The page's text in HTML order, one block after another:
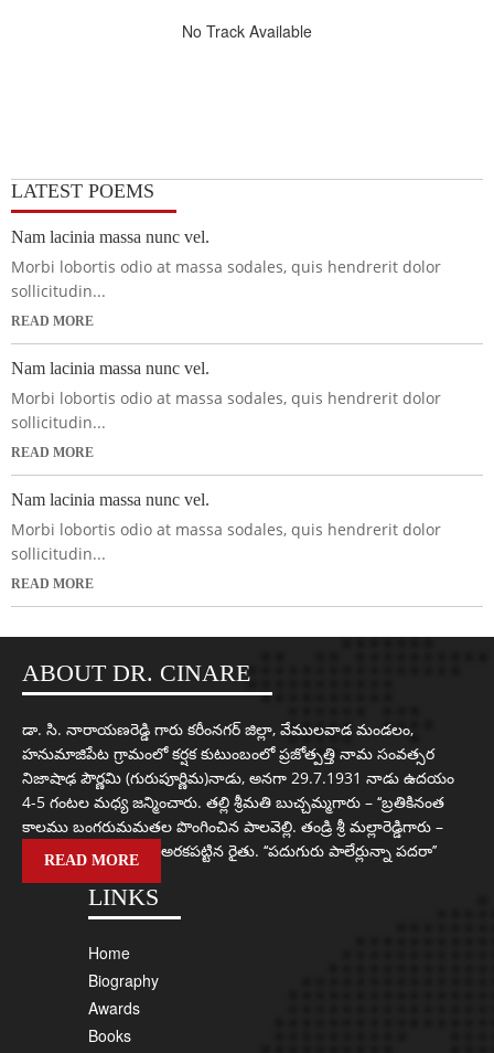
No Track Available
LATEST POEMS
Nam lacinia massa nunc vel.
Morbi lobortis odio at massa sodales, quis hendrerit dolor
sollicitudin...
READ MORE
Nam lacinia massa nunc vel.
Morbi lobortis odio at massa sodales, quis hendrerit dolor
sollicitudin...
READ MORE
Nam lacinia massa nunc vel.
Morbi lobortis odio at massa sodales, quis hendrerit dolor
sollicitudin...
READ MORE
ABOUT DR. CINARE
డా. సి. నారాయణరెడ్డి గారు కరీంనగర్ జిల్లా, వేములవాడ మండలం,
హనుమాజిపేట గ్రామంలో కర్షక కుటుంబంలో ప్రజోత్పత్తి నామ సంవత్సర
నిజాషాఢ పౌర్ణమి (గురుపూర్ణిమ)నాడు, అనగా 29.7.1931 నాడు ఉదయం
4-5 గంటల మధ్య జన్మించారు. తల్లి శ్రీమతి బుచ్చమ్మగారు – ‘‘బ్రతికినంత
కాలము బంగరుమమతల పొంగించిన పాలవెల్లి. తండ్రి శ్రీ మల్లారెడ్డిగారు –
అరకపట్టిన రైతు. ‘‘పదుగురు పాలేర్లున్నా పదరా’’
READ MORE
LINKS
Home
Biography
Awards
Books